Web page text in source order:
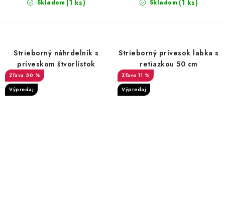
Skladom (1 ks) Skladom (1 ks)
Strieborný náhrdelník s
príveskom štvorlístok
30 %
Výpredaj
Strieborný prívesok labka s
retiazkou 50 cm
11 %
Výpredaj